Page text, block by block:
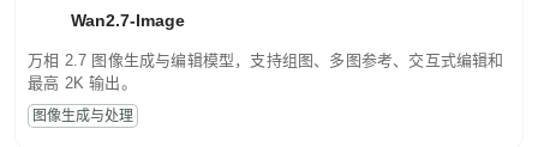
Wan2.7-Image
万相 2.7 图像生成与编辑模型，支持组图、多图参考、交互式编辑和
最高 2K 输出。
图像生成与处理